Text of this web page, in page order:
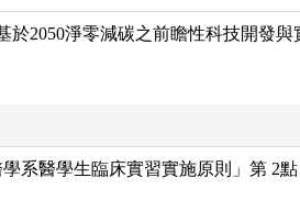
於2050淨零減碳之前瞻性科技開發
系醫學生臨床實習實施原則」第 2